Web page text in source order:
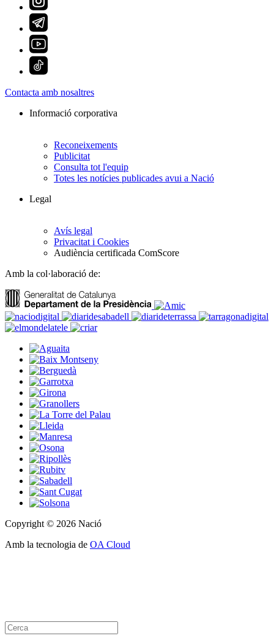
Contacta amb nosaltres
Informació corporativa
Reconeixements
Publicitat
Consulta tot l'equip
Totes les notícies publicades avui a Nació
Legal
Avís legal
Privacitat i Cookies
Audiència certificada ComScore
Amb la col·laboració de:
Copyright © 2026 Nació
Amb la tecnologia de OA Cloud